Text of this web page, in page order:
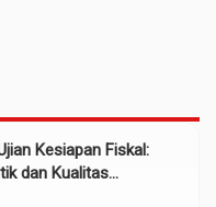
Kesiapan Fiskal:
dan Kualitas